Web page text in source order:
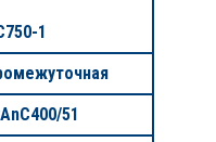
1
51